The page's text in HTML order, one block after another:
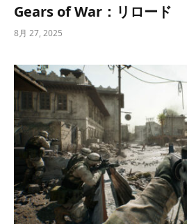
Gears of War：リロード
8月 27, 2025